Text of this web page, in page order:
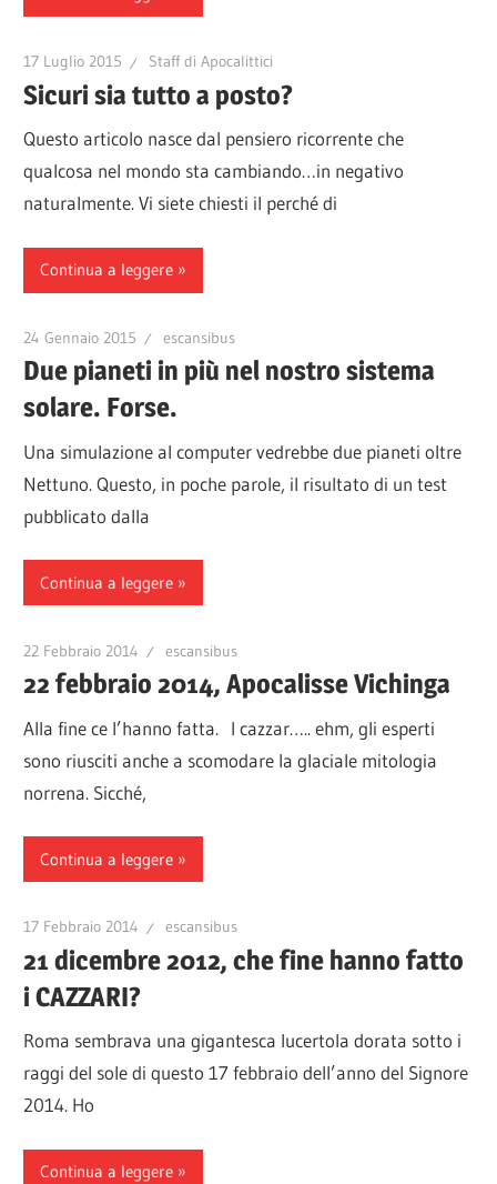
17 Luglio 2015 Staff di Apocalittici
Sicuri sia tutto a posto?
Questo articolo nasce dal pensiero ricorrente che
qualcosa nel mondo sta cambiando…in negativo
naturalmente. Vi siete chiesti il perché di
Continua a leggere
24 Gennaio 2015 escansibus
Due pianeti in più nel nostro sistema
solare. Forse.
Una simulazione al computer vedrebbe due pianeti oltre
Nettuno. Questo, in poche parole, il risultato di un test
pubblicato dalla
Continua a leggere
22 Febbraio 2014 escansibus
22 febbraio 2014, Apocalisse Vichinga
Alla fine ce l’hanno fatta. I cazzar….. ehm, gli esperti
sono riusciti anche a scomodare la glaciale mitologia
norrena. Sicché,
Continua a leggere
17 Febbraio 2014 escansibus
21 dicembre 2012, che fine hanno fatto
i CAZZARI?
Roma sembrava una gigantesca lucertola dorata sotto i
raggi del sole di questo 17 febbraio dell’anno del Signore
2014. Ho
Continua a leggere